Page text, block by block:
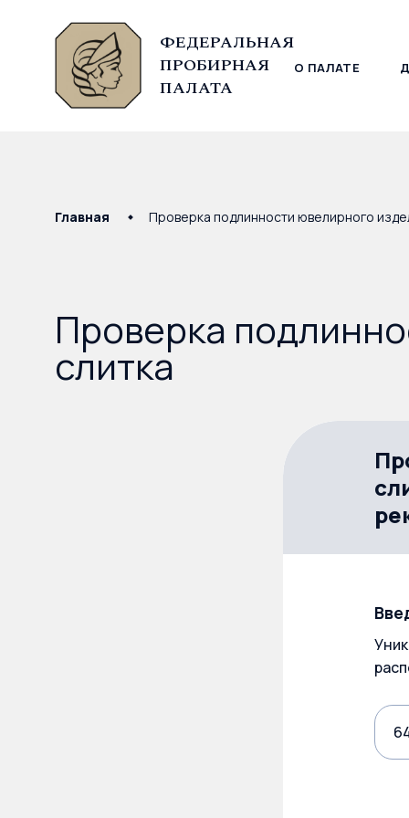
ФЕДЕРАЛЬНАЯ
ПРОБИРНАЯ
ПАЛАТА
О ПАЛАТЕ
© Федеральная пробирная палата, 2026
Главная Проверка подлинности ювелирного
Проверка
слитка